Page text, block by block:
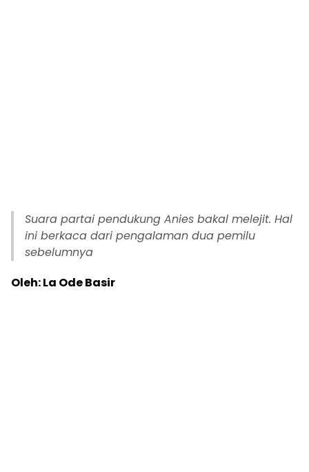
Suara partai pendukung Anies bakal melejit. Hal
ini berkaca dari pengalaman dua pemilu
sebelumnya
Oleh: La Ode Basir